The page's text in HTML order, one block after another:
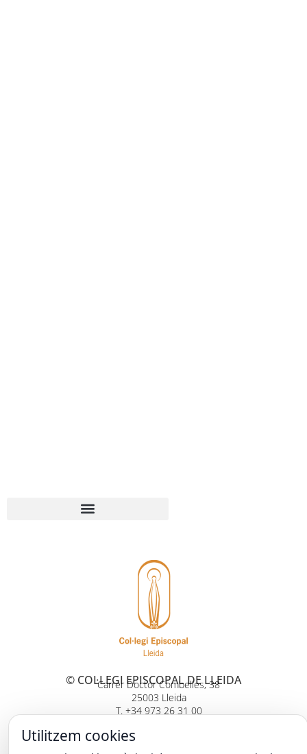
© COL·LEGI EPISCOPAL DE LLEIDA
Carrer Doctor Combelles, 38
25003 Lleida
T. +34 973 26 31 00
Utilitzem cookies